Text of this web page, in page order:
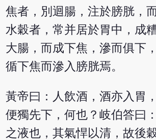
焦者，別迴腸，注於膀胱，
水穀者，常并居於胃中，成
大腸，而成下焦，滲而俱下
循下焦而滲入膀胱焉。
黃帝曰：人飲酒，酒亦入胃
便獨先下，何也？岐伯答曰
之液也，其氣悍以清，故後